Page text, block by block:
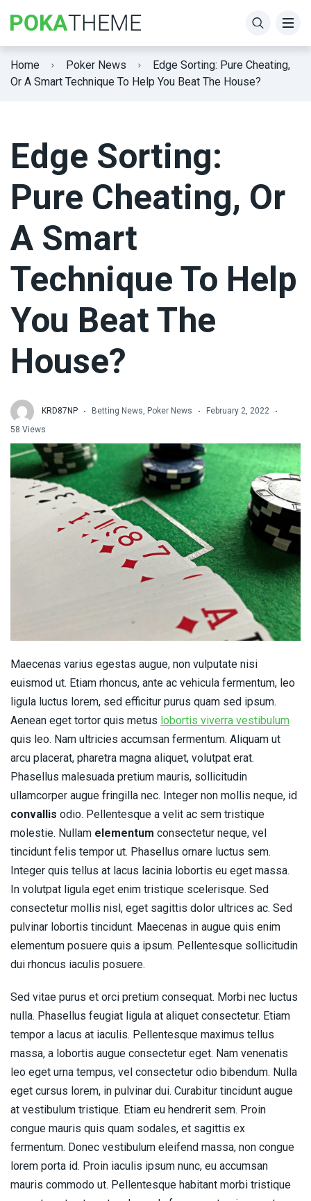
Home Poker News
Edge Sorting: Pure Cheating,
Or A Smart Technique To Help You Beat The House?
Edge Sorting:
Pure Cheating, Or
A Smart
Technique To Help
You Beat The
House?
KRD87NP Betting News, Poker News
February 2, 2022
58 Views
Maecenas varius egestas augue, non vulputate nisi
euismod ut. Etiam rhoncus, ante ac vehicula fermentum, leo
ligula luctus lorem, sed efficitur purus quam sed ipsum.
Aenean eget tortor quis metus lobortis viverra vestibulum
quis leo. Nam ultricies accumsan fermentum. Aliquam ut
arcu placerat, pharetra magna aliquet, volutpat erat.
Phasellus malesuada pretium mauris, sollicitudin
ullamcorper augue fringilla nec. Integer non mollis neque, id
convallis odio. Pellentesque a velit ac sem tristique
molestie. Nullam elementum consectetur neque, vel
tincidunt felis tempor ut. Phasellus ornare luctus sem.
Integer quis tellus at lacus lacinia lobortis eu eget massa.
In volutpat ligula eget enim tristique scelerisque. Sed
consectetur mollis nisl, eget sagittis dolor ultrices ac. Sed
pulvinar lobortis tincidunt. Maecenas in augue quis enim
elementum posuere quis a ipsum. Pellentesque sollicitudin
dui rhoncus iaculis posuere.
Sed vitae purus et orci pretium consequat. Morbi nec luctus
nulla. Phasellus feugiat ligula at aliquet consectetur. Etiam
tempor a lacus at iaculis. Pellentesque maximus tellus
massa, a lobortis augue consectetur eget. Nam venenatis
leo eget urna tempus, vel consectetur odio bibendum. Nulla
eget cursus lorem, in pulvinar dui. Curabitur tincidunt augue
at vestibulum tristique. Etiam eu hendrerit sem. Proin
congue mauris quis quam sodales, et sagittis ex
fermentum. Donec vestibulum eleifend massa, non congue
lorem porta id. Proin iaculis ipsum nunc, eu accumsan
mauris commodo ut. Pellentesque habitant morbi tristique